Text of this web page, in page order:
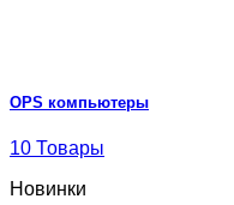
OPS компьютеры
10 Товары
Новинки